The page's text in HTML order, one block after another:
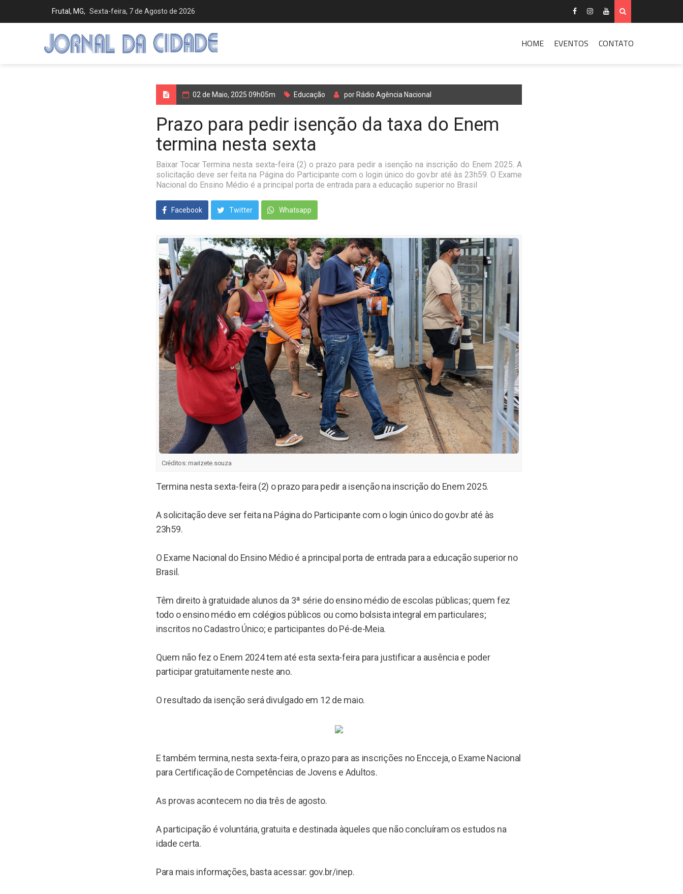
Frutal, MG, Sexta-feira, 7 de Agosto de 2026
HOME EVENTOS CONTATO
02 de Maio, 2025 09h05m Educação por Rádio Agência Nacional
Prazo para pedir isenção da taxa do Enem
termina nesta sexta
Baixar Tocar Termina nesta sexta-feira (2) o prazo para pedir a isenção na inscrição do Enem 2025. A
solicitação deve ser feita na Página do Participante com o login único do gov.br até às 23h59. O Exame
Nacional do Ensino Médio é a principal porta de entrada para a educação superior no Brasil
Facebook Twitter Whatsapp
Créditos: marizete.souza
Termina nesta sexta-feira (2) o prazo para pedir a isenção na inscrição do Enem 2025.
A solicitação deve ser feita na Página do Participante com o login único do gov.br até às
23h59.
O Exame Nacional do Ensino Médio é a principal porta de entrada para a educação superior no
Brasil.
Têm direito à gratuidade alunos da 3ª série do ensino médio de escolas públicas; quem fez
todo o ensino médio em colégios públicos ou como bolsista integral em particulares;
inscritos no Cadastro Único; e participantes do Pé-de-Meia.
Quem não fez o Enem 2024 tem até esta sexta-feira para justificar a ausência e poder
participar gratuitamente neste ano.
O resultado da isenção será divulgado em 12 de maio.
E também termina, nesta sexta-feira, o prazo para as inscrições no Encceja, o Exame Nacional
para Certificação de Competências de Jovens e Adultos.
As provas acontecem no dia três de agosto.
A participação é voluntária, gratuita e destinada àqueles que não concluíram os estudos na
idade certa.
Para mais informações, basta acessar: gov.br/inep.